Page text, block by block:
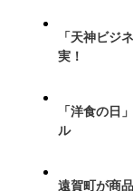
「天神ビ
実！
「洋食の日
ル
遠賀町が商